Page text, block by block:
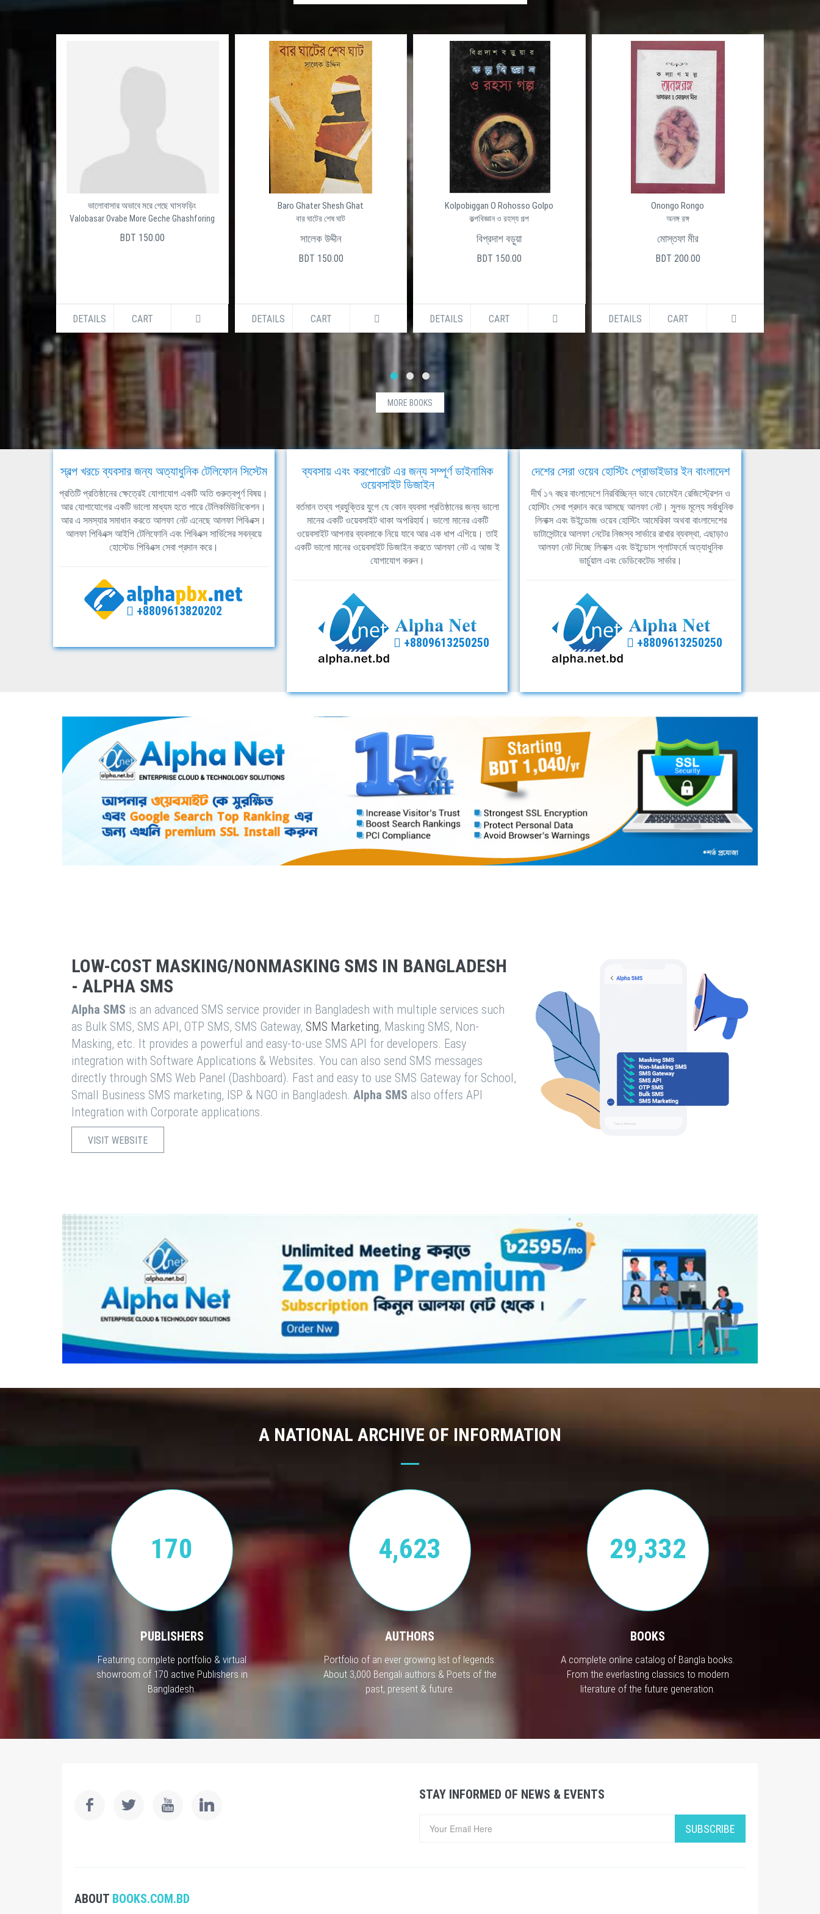
ভালোবাসার অভাবে মরে গেছে ঘাসফড়িং
Valobasar Ovabe More Geche Ghashforing
BDT 150.00
DETAILS CART
Baro Ghater Shesh Ghat
বার ঘাটের শেষ ঘাট
সালেক উদ্দীন
BDT 150.00
DETAILS CART
Kolpobiggan O Rohosso Golpo
কল্পবিজ্ঞান ও রহস্য গল্প
বিপ্রদাশ বড়ুয়া
BDT 150.00
DETAILS CART
Onongo Rongo
অনঙ্গ রঙ্গ
মোস্তফা মীর
BDT 200.00
DETAILS CART
MORE BOOKS
স্বল্প খরচে ব্যবসার জন্য অত্যাধুনিক টেলিফোন সিস্টেম
প্রতিটি প্রতিষ্ঠানের ক্ষেত্রেই যোগাযোগ একটি অতি গুরুত্বপূর্ণ বিষয়।
আর যোগাযোগের একটি ভালো মাধ্যম হতে পারে টেলিকমিউনিকেশন।
আর এ সমস্যার সমাধান করতে আলফা নেট এনেছে আলফা পিবিএক্স।
আলফা পিবিএক্স আইপি টেলিফোনি এবং পিবিএক্স সার্ভিসের সবন্বয়ে
হোস্টেড পিবিএক্স সেবা প্রদান করে।
+8809613820202
ব্যবসায় এবং করপোরেট এর জন্য সম্পূর্ণ ডাইনামিক
ওয়েবসাইট ডিজাইন
বর্তমান তথ্য প্রযুক্তির যুগে যে কোন ব্যবসা প্রতিষ্ঠানের জন্য ভালো
মানের একটি ওয়েবসাইট থাকা অপরিহার্য। ভালো মানের একটি
ওয়েবসাইট আপনার ব্যবসাকে নিয়ে যাবে আর এক ধাপ এগিয়ে। তাই
একটি ভালো মানের ওয়েবসাইট ডিজাইন করতে আলফা নেট এ আজ ই
যোগাযোগ করুন।
+8809613250250
দেশের সেরা ওয়েব হোস্টিং প্রোভাইডার ইন বাংলাদেশ
দীর্ঘ ১৭ বছর বাংলাদেশে নিরবিচ্ছিন্ন ভাবে ডোমেইন রেজিস্ট্রেশন ও
হোস্টিং সেবা প্রদান করে আসছে আলফা নেট। সুলভ মূল্যে সর্বাধুনিক
লিনাক্স এবং উইন্ডোজ ওয়েব হোস্টিং আমেরিকা অথবা বাংলাদেশের
ডাটাসেন্টারে আলফা নেটের নিজস্ব সার্ভারে রাখার ব্যবস্থা, এছাড়াও
আলফা নেট দিচ্ছে লিনাক্স এবং উইন্ডোস প্লাটফর্মে অত্যাধুনিক
ভার্চুয়াল এবং ডেডিকেটেড সার্ভার।
+8809613250250
LOW-COST MASKING/NONMASKING SMS IN BANGLADESH
- ALPHA SMS
Alpha SMS is an advanced SMS service provider in Bangladesh with multiple services such
as Bulk SMS, SMS API, OTP SMS, SMS Gateway, SMS Marketing, Masking SMS, Non-
Masking, etc. It provides a powerful and easy-to-use SMS API for developers. Easy
integration with Software Applications & Websites. You can also send SMS messages
directly through SMS Web Panel (Dashboard). Fast and easy to use SMS Gateway for School,
Small Business SMS marketing, ISP & NGO in Bangladesh. Alpha SMS also offers API
Integration with Corporate applications.
VISIT WEBSITE
A NATIONAL ARCHIVE OF INFORMATION
170
PUBLISHERS
Featuring complete portfolio & virtual
showroom of 170 active Publishers in
Bangladesh.
4,623
AUTHORS
Portfolio of an ever growing list of legends.
About 3,000 Bengali authors & Poets of the
past, present & future.
29,332
BOOKS
A complete online catalog of Bangla books.
From the everlasting classics to modern
literature of the future generation.
STAY INFORMED OF NEWS & EVENTS
SUBSCRIBE
ABOUT BOOKS.COM.BD